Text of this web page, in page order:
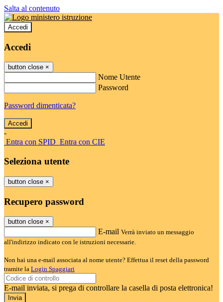
Salta al contenuto
Accedi
Accedi
button close ×
Nome Utente
Password
Password dimenticata?
-
Entra con SPID Entra con CIE
Seleziona utente
button close ×
Recupero password
button close ×
E-mail Verrà inviato un messaggio
all'indirizzo indicato con le istruzioni necessarie.
Non hai una e-mail associata al nome utente? Effettua il reset della password
tramite la Login Spaggiari
E-mail inviata, si prega di controllare la casella di posta elettronica!